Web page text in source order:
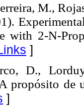
M.,
with 2-N-
]
D.,
propósito de
]